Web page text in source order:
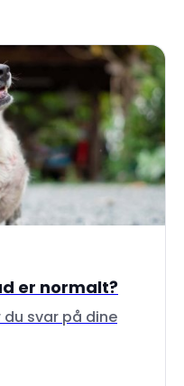
er normalt?
du svar på dine